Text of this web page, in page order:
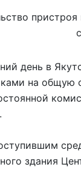
день в
на общую
здания